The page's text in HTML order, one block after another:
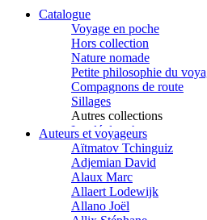
Catalogue
Voyage en poche
Hors collection
Nature nomade
Petite philosophie du
Compagnons de route
Sillages
Autres collections
La clé des champs
Chemins d’étoiles
Visions
Auteurs et voyageurs
Aïtmatov Tchinguiz
Adjemian David
Alaux Marc
Allaert Lodewijk
Allano Joël